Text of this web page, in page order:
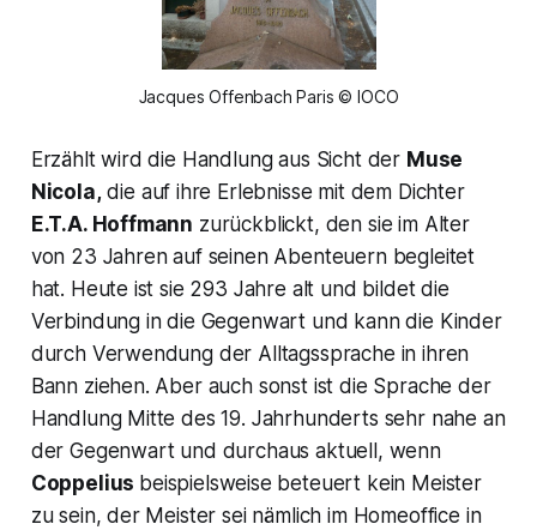
Jacques Offenbach Paris © IOCO
Erzählt wird die Handlung aus Sicht der Muse
Nicola, die auf ihre Erlebnisse mit dem Dichter
E.T.A. Hoffmann zurückblickt, den sie im Alter
von 23 Jahren auf seinen Abenteuern begleitet
hat. Heute ist sie 293 Jahre alt und bildet die
Verbindung in die Gegenwart und kann die Kinder
durch Verwendung der Alltagssprache in ihren
Bann ziehen. Aber auch sonst ist die Sprache der
Handlung Mitte des 19. Jahrhunderts sehr nahe an
der Gegenwart und durchaus aktuell, wenn
Coppelius beispielsweise beteuert kein Meister
zu sein, der Meister sei nämlich im Homeoffice in